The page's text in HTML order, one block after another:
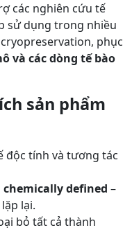
các nghiên cứu tế
sử dụng trong nhiều
phục
và các dòng tế bào
sản phẩm
độc tính và tương tác
defined –
lại.
bỏ tất cả thành